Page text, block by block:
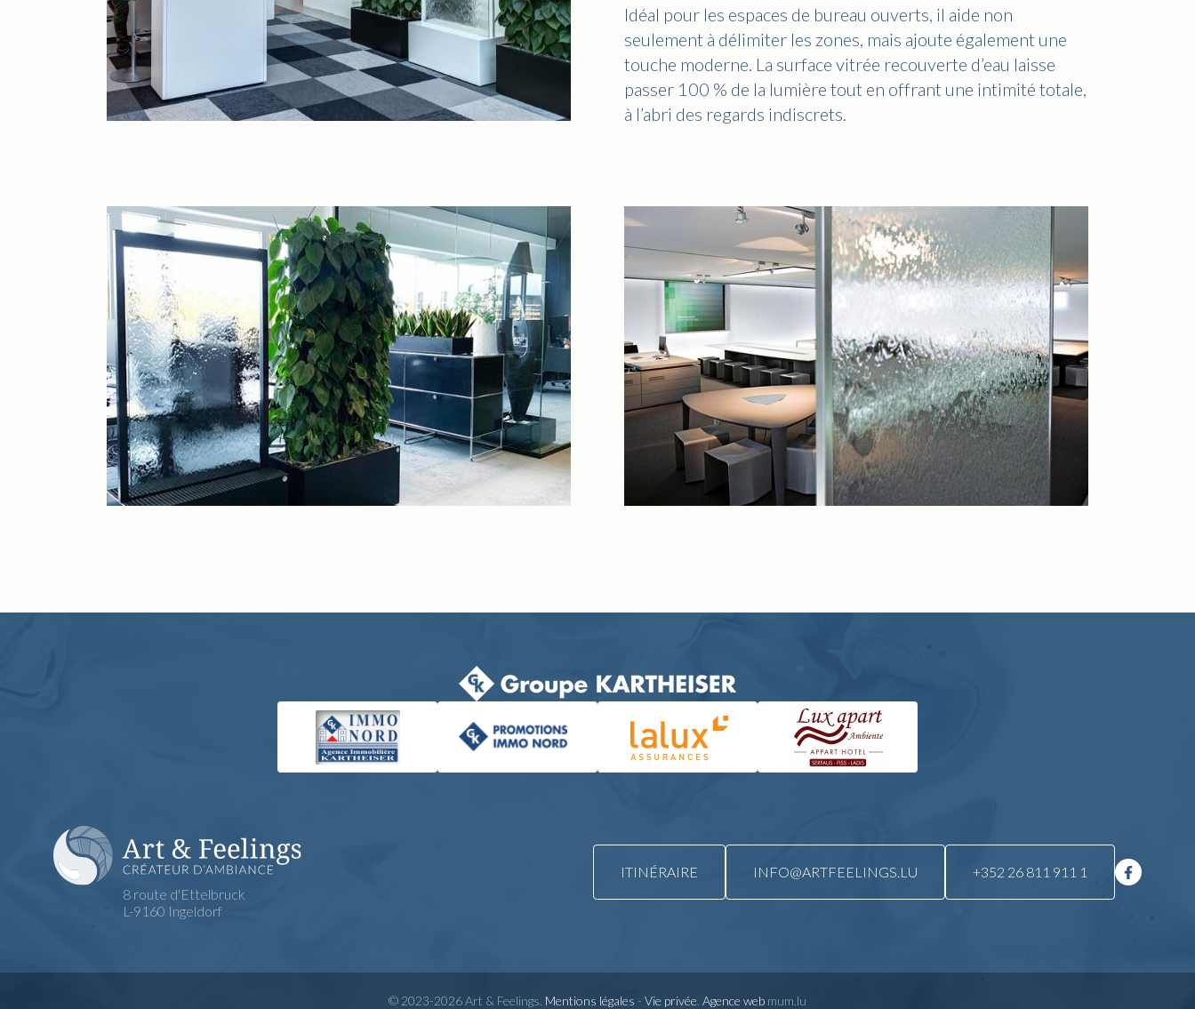
Idéal pour les espaces de bureau ouverts, il aide non
seulement à délimiter les zones, mais ajoute également une
touche moderne. La surface vitrée recouverte d’eau laisse
passer 100 % de la lumière tout en offrant une intimité totale,
à l’abri des regards indiscrets.
8 route d'Ettelbruck
L-9160 Ingeldorf
ITINÉRAIRE INFO@ARTFEELINGS.LU +352 26 811 911 1
© 2023-2026 Art & Feelings. Mentions légales - Vie privée. Agence web mum.lu